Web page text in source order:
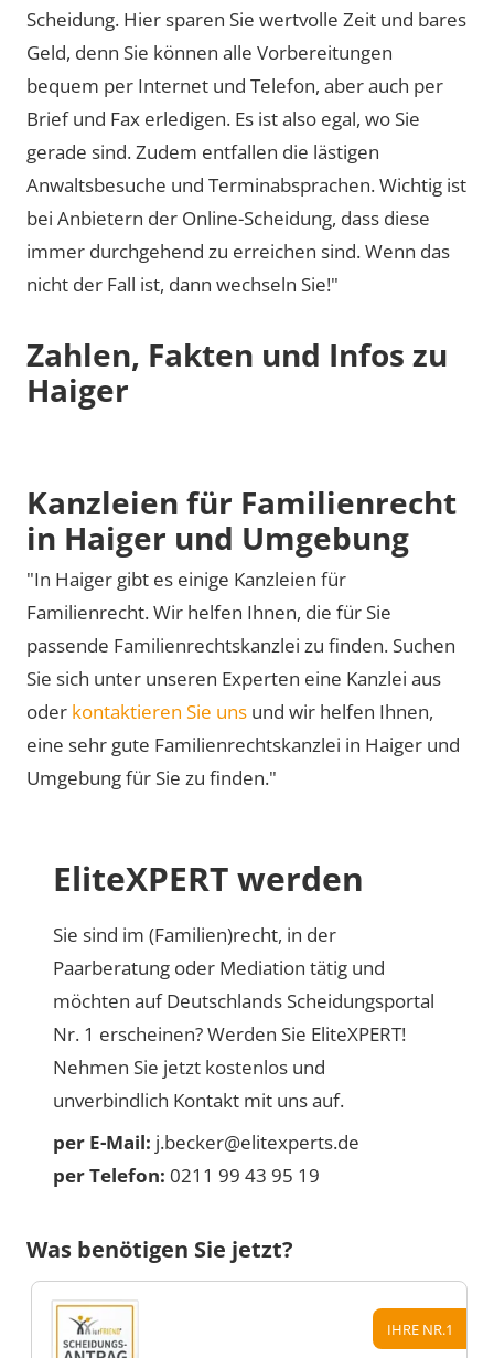
Scheidung. Hier sparen Sie wertvolle Zeit und bares
Geld, denn Sie können alle Vorbereitungen
bequem per Internet und Telefon, aber auch per
Brief und Fax erledigen. Es ist also egal, wo Sie
gerade sind. Zudem entfallen die lästigen
Anwaltsbesuche und Terminabsprachen. Wichtig ist
bei Anbietern der Online-Scheidung, dass diese
immer durchgehend zu erreichen sind. Wenn das
nicht der Fall ist, dann wechseln Sie!"
Zahlen, Fakten und Infos zu
Haiger
Kanzleien für Familienrecht
in Haiger und Umgebung
"In Haiger gibt es einige Kanzleien für
Familienrecht. Wir helfen Ihnen, die für Sie
passende Familienrechtskanzlei zu finden. Suchen
Sie sich unter unseren Experten eine Kanzlei aus
oder kontaktieren Sie uns und wir helfen Ihnen,
eine sehr gute Familienrechtskanzlei in Haiger und
Umgebung für Sie zu finden."
EliteXPERT werden
Sie sind im (Familien)recht, in der
Paarberatung oder Mediation tätig und
möchten auf Deutschlands Scheidungsportal
Nr. 1 erscheinen? Werden Sie EliteXPERT!
Nehmen Sie jetzt kostenlos und
unverbindlich Kontakt mit uns auf.
per E-Mail: j.becker@elitexperts.de
per Telefon: 0211 99 43 95 19
Was benötigen Sie jetzt?
IHRE NR.1